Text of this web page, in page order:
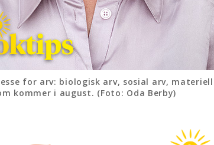
for arv: biologisk arv, sosial arv,
kommer i august. (Foto: Oda Berby)